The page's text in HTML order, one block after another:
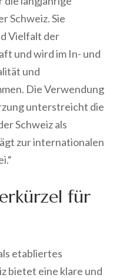
Schweiz. Sie
Vielfalt der
und wird im In- und
und
Die Verwendung
unterstreicht die
Schweiz als
zur internationalen
für
etabliertes
bietet eine klare und